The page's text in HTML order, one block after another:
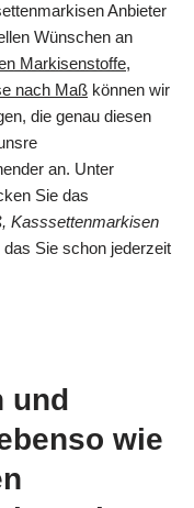
Anbieter
Wünschen an
Markisenstoffe,
nach Maß können wir
die genau diesen
an. Unter
Sie das
Kasssettenmarkisen
das Sie schon jederzeit
und
wie